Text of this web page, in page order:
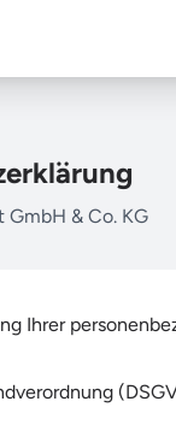
& Co. KG
Ihrer